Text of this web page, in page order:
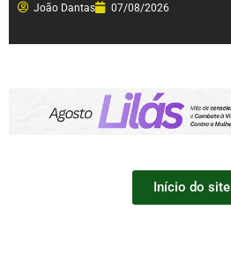
João Dantas 07/08/2026
Início do site